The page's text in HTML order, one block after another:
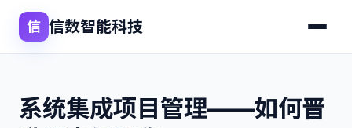
信 信数智能科技
系统集成项目管理——如何晋